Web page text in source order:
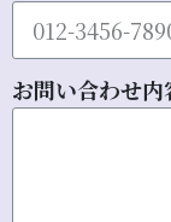
お問い合わせ内